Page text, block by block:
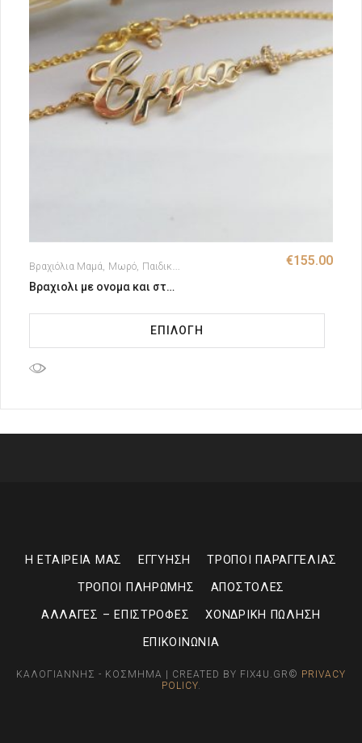
Βραχιόλια Μαμά Μωρό Παιδικές Ταυτότητες Μαμά - Μωρό
€155.00
Βραχιολι με ονομα και σταυρο με ζιργκον
ΕΠΙΛΟΓΉ
Η ΕΤΑΙΡΕΊΑ ΜΑΣ ΕΓΓΎΗΣΗ
ΤΡΌΠΟΙ ΠΑΡΑΓΓΕΛΊΑΣ
ΤΡΌΠΟΙ ΠΛΗΡΩΜΉΣ
ΑΠΟΣΤΟΛΈΣ
ΑΛΛΑΓΈΣ – ΕΠΙΣΤΡΟΦΈΣ
ΧΟΝΔΡΙΚΉ ΠΩΛΗΣΗ
ΕΠΙΚΟΙΝΩΝΊΑ
ΚΑΛΟΓΙΆΝΝΗΣ - ΚΌΣΜΗΜΑ | CREATED BY FIX4U.GR© PRIVACY
POLICY.